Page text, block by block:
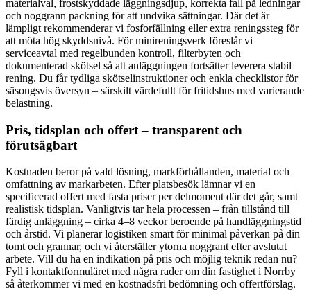
materialval, frostskyddade läggningsdjup, korrekta fall på ledningar
och noggrann packning för att undvika sättningar. Där det är
lämpligt rekommenderar vi fosforfällning eller extra reningssteg för
att möta hög skyddsnivå. För minireningsverk föreslår vi
serviceavtal med regelbunden kontroll, filterbyten och
dokumenterad skötsel så att anläggningen fortsätter leverera stabil
rening. Du får tydliga skötselinstruktioner och enkla checklistor för
säsongsvis översyn – särskilt värdefullt för fritidshus med varierande
belastning.
Pris, tidsplan och offert – transparent och
förutsägbart
Kostnaden beror på vald lösning, markförhållanden, material och
omfattning av markarbeten. Efter platsbesök lämnar vi en
specificerad offert med fasta priser per delmoment där det går, samt
realistisk tidsplan. Vanligtvis tar hela processen – från tillstånd till
färdig anläggning – cirka 4–8 veckor beroende på handläggningstid
och årstid. Vi planerar logistiken smart för minimal påverkan på din
tomt och grannar, och vi återställer ytorna noggrant efter avslutat
arbete. Vill du ha en indikation på pris och möjlig teknik redan nu?
Fyll i kontaktformuläret med några rader om din fastighet i Norrby
så återkommer vi med en kostnadsfri bedömning och offertförslag.